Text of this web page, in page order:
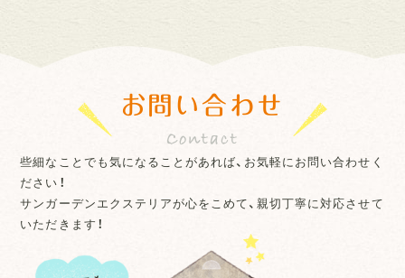
お問い合わせ
些細なことでも気になることがあれば、お気軽にお問い合わせく
ださい！
サンガーデンエクステリアが心をこめて、親切丁寧に対応させて
いただきます！